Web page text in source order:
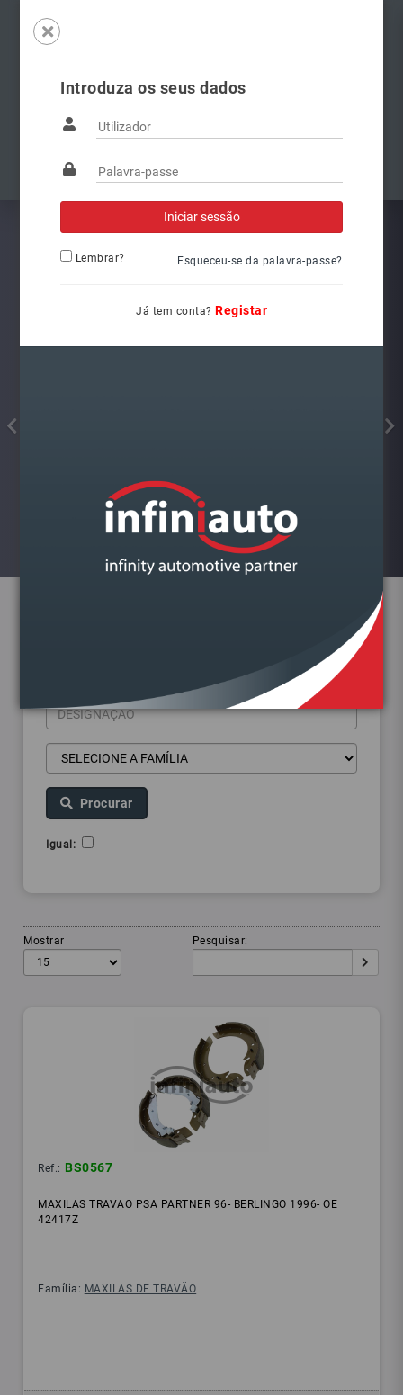
Introduza os seus dados
Lembrar? Esqueceu-se da palavra-passe?
Já tem conta? Registar
Famílias
Visualizar
Procurar
Igual:
Mostrar Pesquisar:
Ref.: BS0567
MAXILAS TRAVAO PSA PARTNER 96- BERLINGO 1996- OE
42417Z
Família: MAXILAS DE TRAVÃO